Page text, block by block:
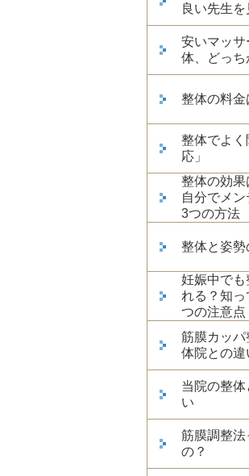
良い先生
安いマッ
体、どっち
整体の料金
整体でよく
応」
整体の効果
自分でメ
3つの方法
整体と姿勢
妊娠中でも
れる？知
つの注意点
筋膜カッ
体院との違
当院の整
い
筋膜調整法
の？